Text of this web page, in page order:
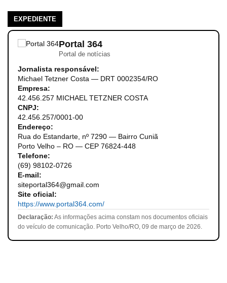
EXPEDIENTE
Portal 364
Portal de notícias
Jornalista responsável:
Michael Tetzner Costa — DRT 0002354/RO
Empresa:
42.456.257 MICHAEL TETZNER COSTA
CNPJ:
42.456.257/0001-00
Endereço:
Rua do Estandarte, nº 7290 — Bairro Cuniã
Porto Velho – RO — CEP 76824-448
Telefone:
(69) 98102-0726
E-mail:
siteportal364@gmail.com
Site oficial:
https://www.portal364.com/
Declaração: As informações acima constam nos documentos oficiais
do veículo de comunicação. Porto Velho/RO, 09 de março de 2026.